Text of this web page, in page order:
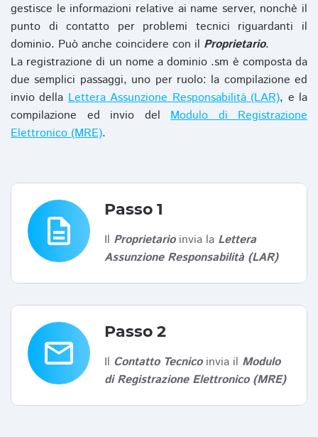
gestisce le informazioni relative ai name server, nonchè il
punto di contatto per problemi tecnici riguardanti il
dominio. Può anche coincidere con il Proprietario.
La registrazione di un nome a dominio .sm è composta da
due semplici passaggi, uno per ruolo: la compilazione ed
invio dellaLettera Assunzione Responsabilità (LAR), e la
compilazione ed invio del Modulo di Registrazione
Elettronico (MRE).
description
Passo 1
Il Proprietarioinvia la Lettera
Assunzione Responsabilità (LAR)
email
Passo 2
Il Contatto Tecnicoinvia il Modulo
di Registrazione Elettronico (MRE)